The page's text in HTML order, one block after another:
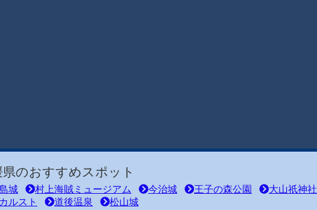
県のおすすめスポット
城 村上海賊ミュージアム 今治城 王子の森公園 大山祇神社
ルスト
道後温泉 松山城